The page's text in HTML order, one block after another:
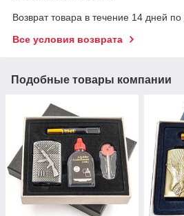
Возврат товара в течение 14 дней по
Все условия возврата
Подобные товары компании